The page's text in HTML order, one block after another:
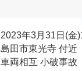
2023年3月31日(金
島田市東光寺 付近
車両相互 小破事故